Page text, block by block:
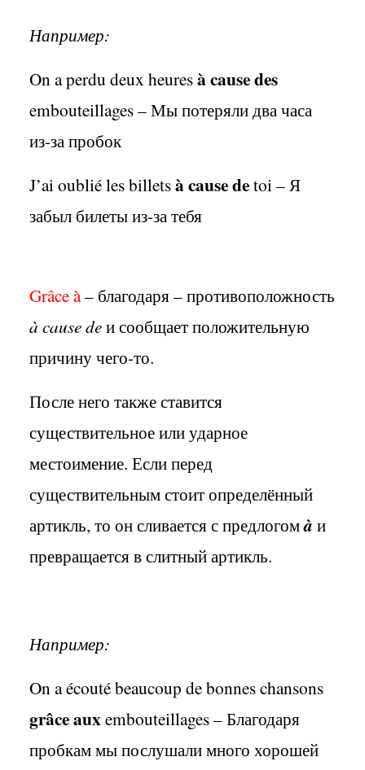
Например:
On a perdu deux heuresà cause des
embouteillages – Мы потеряли два часа
из-за пробок
J’ai oublié les billetsà cause detoi – Я
забыл билеты из-за тебя
Grâce à– благодаря – противоположность
à cause deи сообщает положительную
причину чего-то.
После него также ставится
существительное или ударное
местоимение. Если перед
существительным стоит определённый
артикль, то он сливается с предлогомà и
превращается в слитный артикль.
Например:
On a écouté beaucoup de bonnes chansons
grâce auxembouteillages – Благодаря
пробкам мы послушали много хорошей